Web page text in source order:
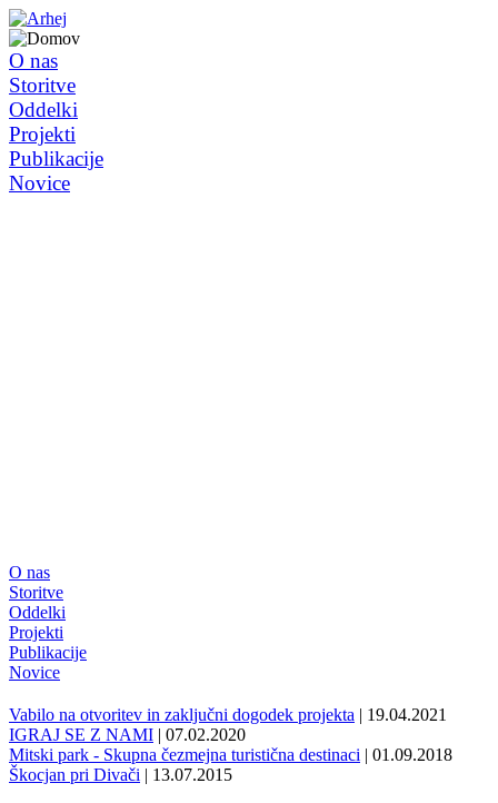
O nas
Storitve
Oddelki
Projekti
Publikacije
Novice
O nas
Storitve
Oddelki
Projekti
Publikacije
Novice
Vabilo na otvoritev in zaključni dogodek projekta | 19.04.2021
IGRAJ SE Z NAMI | 07.02.2020
Mitski park - Skupna čezmejna turistična destinaci | 01.09.2018
Škocjan pri Divači | 13.07.2015